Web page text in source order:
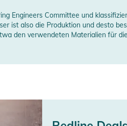
Engineers Committee und
ist also die Produktion und desto
den verwendeten Materialien für